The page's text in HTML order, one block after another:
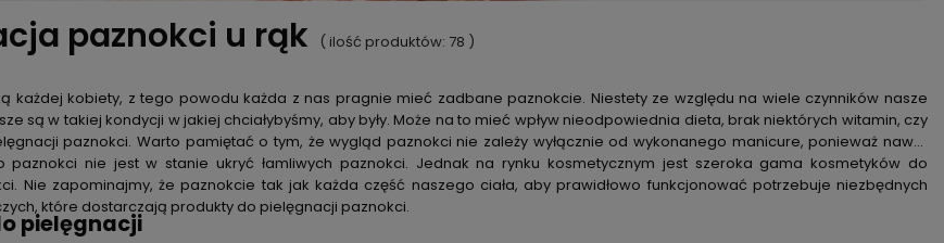
paznokci u rąk ( ilość produktów: 78 )
każdej kobiety, z tego powodu każda z nas pragnie mieć zadbane paznokcie. Niestety ze względu na wiele czynników nasze
są w takiej kondycji w jakiej chciałybyśmy, aby były. Może na to mieć wpływ nieodpowiednia dieta, brak niektórych witamin, czy
paznokci. Warto pamiętać o tym, że wygląd paznokci nie zależy wyłącznie od wykonanego manicure, ponieważ nawet
paznokci nie jest w stanie ukryć łamliwych paznokci. Jednak na rynku kosmetycznym jest szeroka gama kosmetyków do
Nie zapominajmy, że paznokcie tak jak każda część naszego ciała, aby prawidłowo funkcjonować potrzebuje niezbędnych
które dostarczają produkty do pielęgnacji paznokci.
pielęgnacji